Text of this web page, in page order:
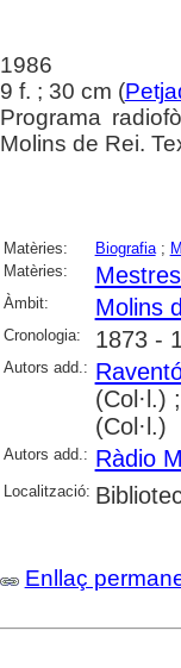
1986
9 f. ; 30 cm (
Programa
Molins de Rei.
Matèries: Biografia;
Matèries:
Àmbit: Molins
Cronologia: 1873 -
Autors add.:
(Col·l.) ;
(Col·l.)
Autors add.: Ràdio
Localització:
Enllaç